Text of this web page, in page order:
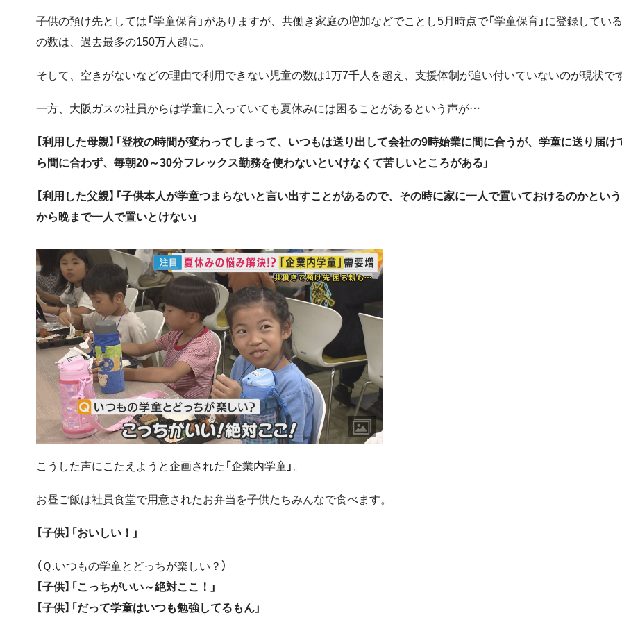
子供の預け先としては「学童保育」がありますが、共働き家庭の増加などでことし5月時点で「学童保育」に登録してい
の数は、過去最多の150万人超に。
そして、空きがないなどの理由で利用できない児童の数は1万7千人を超え、支援体制が追い付いていないのが現状です
一方、大阪ガスの社員からは学童に入っていても夏休みには困ることがあるという声が…
【利用した母親】「登校の時間が変わってしまって、いつもは送り出して会社の9時始業に間に合うが、学童に送り届け
ら間に合わず、毎朝20～30分フレックス勤務を使わないといけなくて苦しいところがある」
【利用した父親】「子供本人が学童つまらないと言い出すことがあるので、その時に家に一人で置いておけるのかとい
から晩まで一人で置いとけない」
こうした声にこたえようと企画された「企業内学童」。
お昼ご飯は社員食堂で用意されたお弁当を子供たちみんなで食べます。
【子供】「おいしい！」
（Ｑ.いつもの学童とどっちが楽しい？）
【子供】「こっちがいい～絶対ここ！」
【子供】「だって学童はいつも勉強してるもん」